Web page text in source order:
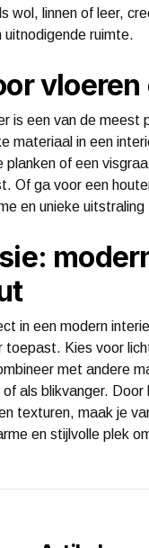
wol, linnen of leer,
ruimte.
vloeren
is een van de meest
materiaal in een
planken of een
Of ga voor een
en unieke
in een modern
toepast. Kies voor
met andere
of als blikvanger.
texturen, maak je
en stijlvolle plek